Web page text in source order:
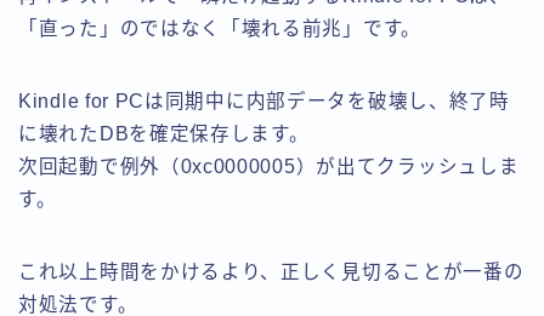
「直った」のではなく「壊れる前兆」です。
Kindle for PCは同期中に内部データを破壊し、終了時
に壊れたDBを確定保存します。
次回起動で例外（0xc0000005）が出てクラッシュしま
す。
これ以上時間をかけるより、正しく見切ることが一番の
対処法です。